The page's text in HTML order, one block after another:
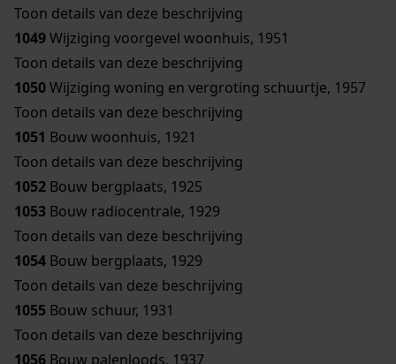
Toon details van deze beschrijving
1049Wijziging voorgevel woonhuis, 1951
Toon details van deze beschrijving
1050Wijziging woning en vergroting schuurtje, 1957
Toon details van deze beschrijving
1051 Bouw woonhuis, 1921
Toon details van deze beschrijving
1052 Bouw bergplaats, 1925
1053 Bouw radiocentrale, 1929
Toon details van deze beschrijving
1054 Bouw bergplaats, 1929
Toon details van deze beschrijving
1055 Bouw schuur, 1931
Toon details van deze beschrijving
1056 Bouw palenloods, 1937